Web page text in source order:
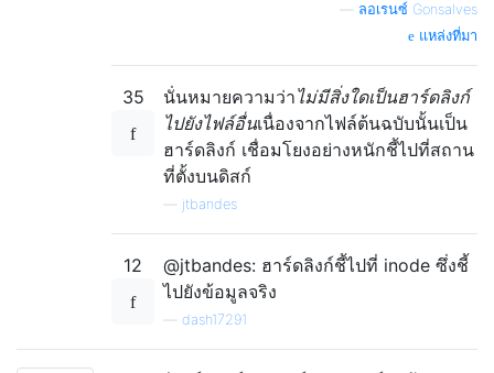
ลอเรนซ์ Gonsalves
แหล่งที่มา
35 นั่นหมายความว่าไม่มีสิ่งใดเป็นฮาร์ดลิงก์
ไปยังไฟล์อื่นเนื่องจากไฟล์ต้นฉบับนั้นเป็น
ฮาร์ดลิงก์ เชื่อมโยงอย่างหนักชี้ไปที่สถาน
ที่ตั้งบนดิสก์
jtbandes
12
@jtbandes: ฮาร์ดลิงก์ชี้ไปที่ inode ซึ่งชี้
ไปยังข้อมูลจริง
dash17291